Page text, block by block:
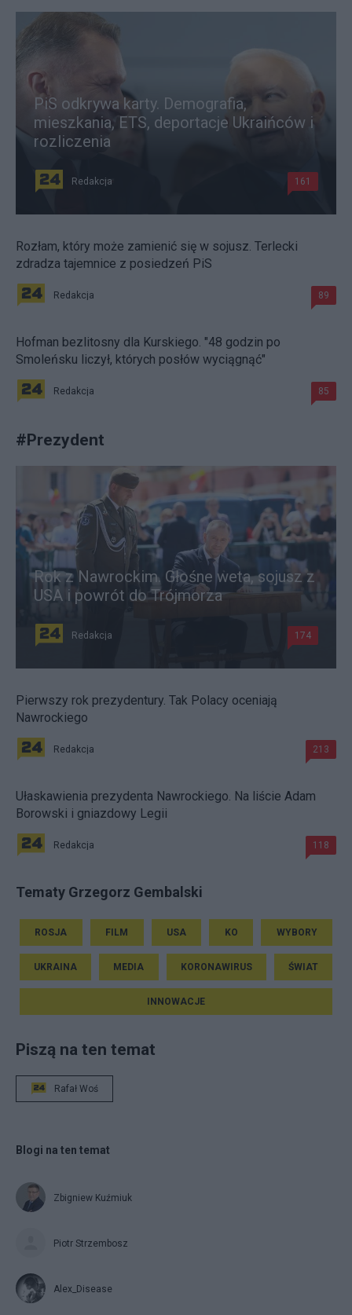
PiS odkrywa karty. Demografia,
mieszkania, ETS, deportacje Ukraińców i
rozliczenia
Redakcja 161
Rozłam, który może zamienić się w sojusz. Terlecki
zdradza tajemnice z posiedzeń PiS
Redakcja 89
Hofman bezlitosny dla Kurskiego. "48 godzin po
Smoleńsku liczył, których posłów wyciągnąć"
Redakcja 85
#Prezydent
Rok z Nawrockim. Głośne weta, sojusz z
USA i powrót do Trójmorza
Redakcja 174
Pierwszy rok prezydentury. Tak Polacy oceniają
Nawrockiego
Redakcja 213
Ułaskawienia prezydenta Nawrockiego. Na liście Adam
Borowski i gniazdowy Legii
Redakcja 118
Tematy Grzegorz Gembalski
ROSJA FILM USA KO WYBORY
UKRAINA MEDIA KORONAWIRUS ŚWIAT
INNOWACJE
Piszą na ten temat
Rafał Woś
Blogi na ten temat
Zbigniew Kuźmiuk
Piotr Strzembosz
Alex_Disease